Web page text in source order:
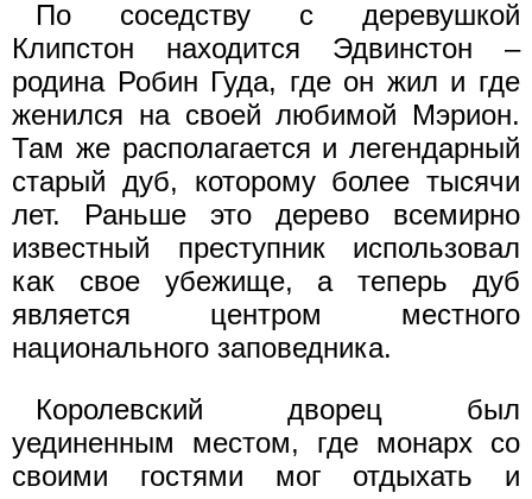
По соседству с деревушкой
Клипстон находится Эдвинстон –
родина Робин Гуда, где он жил и где
женился на своей любимой Мэрион.
Там же располагается и легендарный
старый дуб, которому более тысячи
лет. Раньше это дерево всемирно
известный преступник использовал
как свое убежище, а теперь дуб
является центром местного
национального заповедника.
Королевский дворец был
уединенным местом, где монарх со
своими гостями мог отдыхать и